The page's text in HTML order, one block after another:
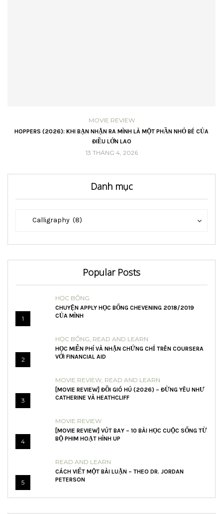
MOVIE REVIEW
HOPPERS (2026): KHI BẠN NHẬN RA MÌNH LÀ MỘT PHẦN NHỎ BÉ CỦA
ĐIỀU LỚN LAO
13 THÁNG 4, 2026
Danh mục
Calligraphy (8)
Popular Posts
1
HỌC BỔNG
CHUYỆN APPLY HỌC BỔNG CHEVENING 2018/2019
CỦA MÌNH
2
HỌC BỔNG, READ AND LEARN
HỌC MIỄN PHÍ VÀ NHẬN CHỨNG CHỈ TRÊN COURSERA
VỚI FINANCIAL AID
3
MOVIE REVIEW, READ AND LEARN
[MOVIE REVIEW] ĐỒI GIÓ HÚ (2026) – ĐỪNG YÊU NHƯ
CATHERINE VÀ HEATHCLIFF
4
MOVIE REVIEW
[MOVIE REVIEW] VÚT BAY – 10 BÀI HỌC CUỘC SỐNG TỪ
BỘ PHIM HOẠT HÌNH UP
5
READ AND LEARN
CÁCH VIẾT MỘT BÀI LUẬN – THEO DR. JORDAN
PETERSON